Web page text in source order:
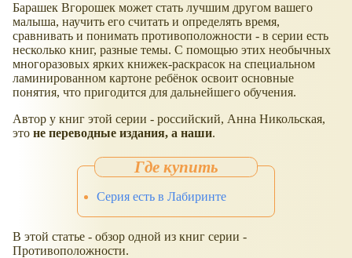
Барашек Вгорошек может стать лучшим другом вашего
малыша, научить его считать и определять время,
сравнивать и понимать противоположности - в серии есть
несколько книг, разные темы. С помощью этих необычных
многоразовых ярких книжек-раскрасок на специальном
ламинированном картоне ребёнок освоит основные
понятия, что пригодится для дальнейшего обучения.
Автор у книг этой серии - российский, Анна Никольская,
это не переводные издания, а наши.
Серия есть в Лабиринте
В этой статье - обзор одной из книг серии -
Противоположности.